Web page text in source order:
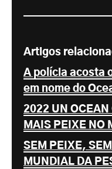
Artigos
A polícia acosta
em nome do
2022 UN
MAIS PEIXE NO
SEM PEIXE,
MUNDIAL DA